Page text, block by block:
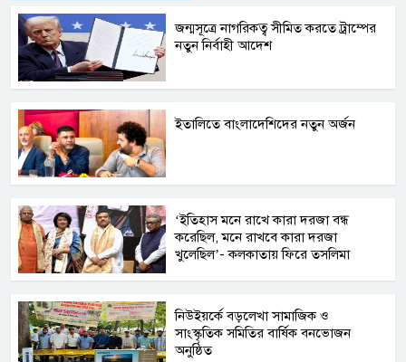
জন্মসূত্রে নাগরিকত্ব সীমিত করতে ট্রাম্পের
নতুন নির্বাহী আদেশ
ইতালিতে বাংলাদেশিদের নতুন অর্জন
‘ইতিহাস মনে রাখে কারা দরজা বন্ধ
করেছিল, মনে রাখবে কারা দরজা
খুলেছিল’- কলকাতায় ফিরে তসলিমা
নিউইয়র্কে বড়লেখা সামাজিক ও
সাংস্কৃতিক সমিতির বার্ষিক বনভোজন
অনুষ্ঠিত